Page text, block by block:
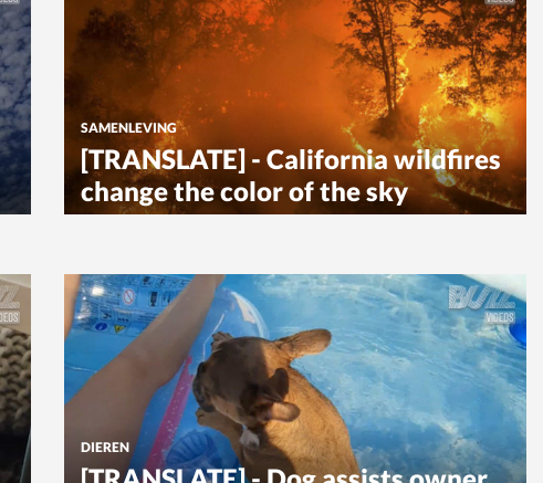
SAMENLEVING
[TRANSLATE] - California wildfires
change the color of the sky
DIEREN